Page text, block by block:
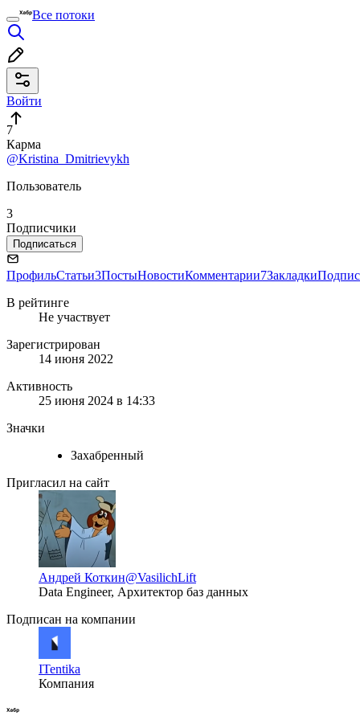
Все потоки
Войти
7
Карма
@Kristina_Dmitrievykh
Пользователь
3
Подписчики
Подписаться
ПрофильСтатьи3ПостыНовостиКомментарии7Закладки
В рейтинге
Не участвует
Зарегистрирован
14 июня 2022
Активность
25 июня 2024 в 14:33
Значки
Захабренный
Пригласил на сайт
Андрей Коткин@VasilichLift
Data Engineer, Архитектор баз данных
Подписан на компании
ITentika
Компания